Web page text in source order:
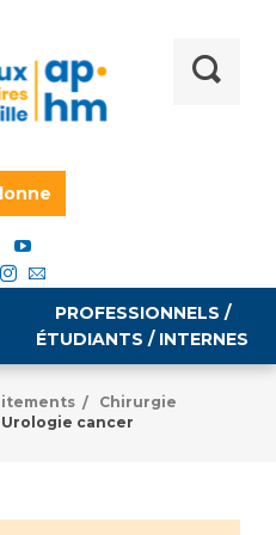
PROFESSIONNELS /
ÉTUDIANTS / INTERNES
/
Chirurgie
Urologie cancer